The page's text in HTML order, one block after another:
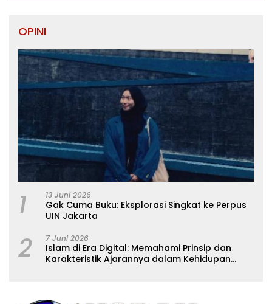
OPINI
1 13 Juni 2026
Gak Cuma Buku: Eksplorasi Singkat ke Perpus
UIN Jakarta
2 7 Juni 2026
Islam di Era Digital: Memahami Prinsip dan
Karakteristik Ajarannya dalam Kehidupan